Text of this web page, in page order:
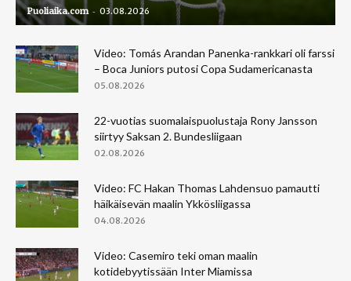
Puoliaika.com - 03.08.2026
Video: Tomás Arandan Panenka-rankkari oli farssi
– Boca Juniors putosi Copa Sudamericanasta
05.08.2026
22-vuotias suomalaispuolustaja Rony Jansson
siirtyy Saksan 2. Bundesliigaan
02.08.2026
Video: FC Hakan Thomas Lahdensuo pamautti
häikäisevän maalin Ykkösliigassa
04.08.2026
Video: Casemiro teki oman maalin
kotidebyytissään Inter Miamissa